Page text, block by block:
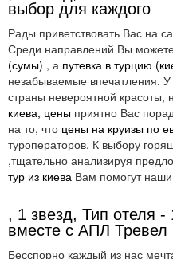
выбор для каждого
Рады приветствовать Вас на
Среди направлений Вы
(сумы) , а путевка в турцию
незабываемые впечатления.
страны невероятной красоты,
киева, цены приятно Вас
на то, что цены на круизы по
туроператоров. К выбору
,тщательно анализируя
тур из киева Вам помогут
, 1 звезд, Тип отеля -
вместе с АПЛ Тревел
Бесспорно каждый из нас